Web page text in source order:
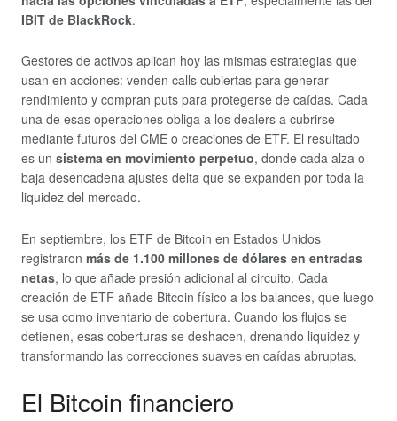
IBIT de BlackRock.
Gestores de activos aplican hoy las mismas estrategias que
usan en acciones: venden calls cubiertas para generar
rendimiento y compran puts para protegerse de caídas. Cada
una de esas operaciones obliga a los dealers a cubrirse
mediante futuros del CME o creaciones de ETF. El resultado
es un sistema en movimiento perpetuo, donde cada alza o
baja desencadena ajustes delta que se expanden por toda la
liquidez del mercado.
En septiembre, los ETF de Bitcoin en Estados Unidos
registraron más de 1.100 millones de dólares en entradas
netas, lo que añade presión adicional al circuito. Cada
creación de ETF añade Bitcoin físico a los balances, que luego
se usa como inventario de cobertura. Cuando los flujos se
detienen, esas coberturas se deshacen, drenando liquidez y
transformando las correcciones suaves en caídas abruptas.
El Bitcoin financiero